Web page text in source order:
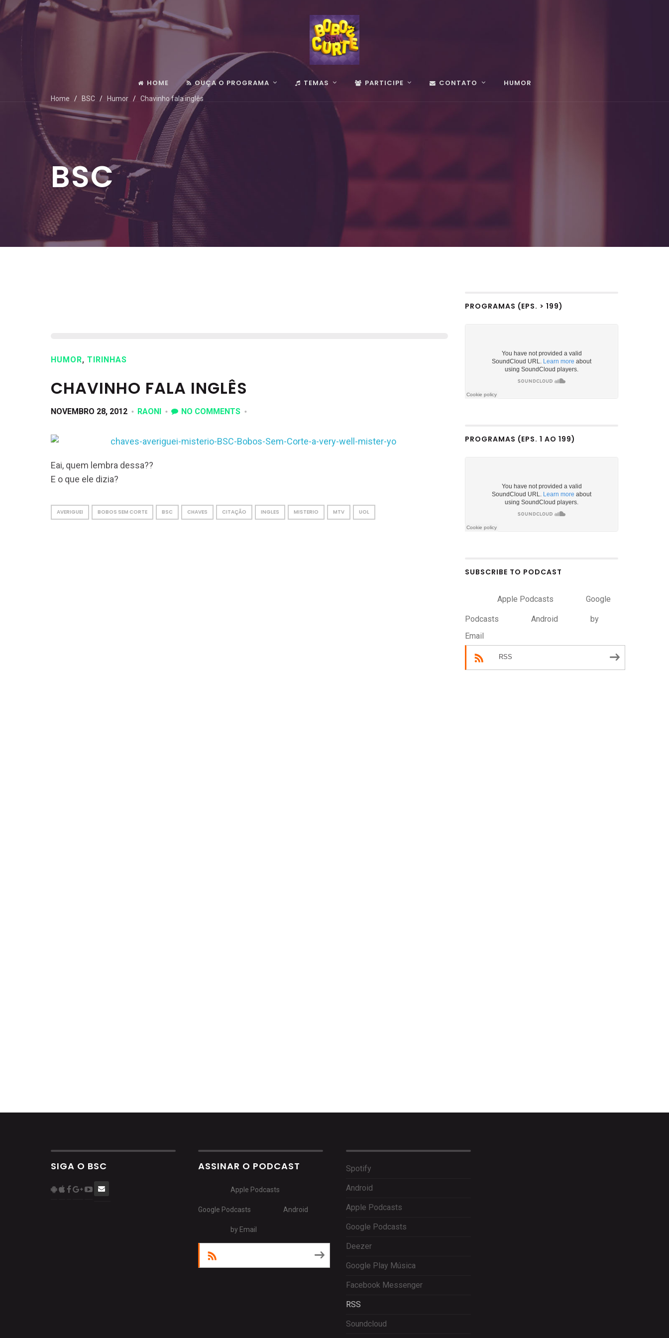
HOME OUÇA O PROGRAMA TEMAS PARTICIPE CONTATO HUMOR
Home BSC Humor Chavinho fala inglês
BSC
HUMOR, TIRINHAS
CHAVINHO FALA INGLÊS
NOVEMBRO 28, 2012 RAONI NO COMMENTS
Eai, quem lembra dessa??
E o que ele dizia?
AVERIGUEI BOBOS SEM CORTE BSC CHAVES CITAÇÃO INGLES MISTERIO MTV UOL
PROGRAMAS (EPS. > 199)
PROGRAMAS (EPS. 1 AO 199)
SUBSCRIBE TO PODCAST
Apple Podcasts Google
Podcasts Android
by
Email
RSS
SIGA O BSC ASSINAR O PODCAST
Apple Podcasts
Google Podcasts Android
by Email
Spotify
Android
Apple Podcasts
Google Podcasts
Deezer
Google Play Música
Facebook Messenger
RSS
Soundcloud